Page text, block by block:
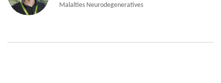
Malalties Neurodegeneratives